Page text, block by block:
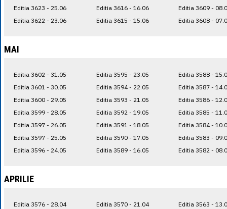
Editia 3623 - 25.06
Editia 3622 - 23.06
Editia 3616 - 16.06
Editia 3615 - 15.06
Editia 3609 -
Editia 3608 -
MAI
Editia 3602 - 31.05
Editia 3601 - 30.05
Editia 3600 - 29.05
Editia 3599 - 28.05
Editia 3597 - 26.05
Editia 3597 - 25.05
Editia 3596 - 24.05
Editia 3595 - 23.05
Editia 3594 - 22.05
Editia 3593 - 21.05
Editia 3592 - 19.05
Editia 3591 - 18.05
Editia 3590 - 17.05
Editia 3589 - 16.05
Editia 3588 -
Editia 3587 -
Editia 3586 -
Editia 3585 -
Editia 3584 -
Editia 3583 -
Editia 3582 -
APRILIE
Editia 3576 - 28.04 Editia 3570 - 21.04 Editia 3563 -